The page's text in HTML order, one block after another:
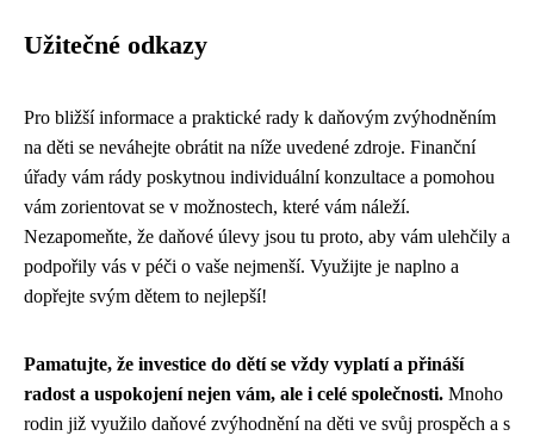
Užitečné odkazy
Pro bližší informace a praktické rady k daňovým zvýhodněním
na děti se neváhejte obrátit na níže uvedené zdroje. Finanční
úřady vám rády poskytnou individuální konzultace a pomohou
vám zorientovat se v možnostech, které vám náleží.
Nezapomeňte, že daňové úlevy jsou tu proto, aby vám ulehčily a
podpořily vás v péči o vaše nejmenší. Využijte je naplno a
dopřejte svým dětem to nejlepší!
Pamatujte, že investice do dětí se vždy vyplatí a přináší
radost a uspokojení nejen vám, ale i celé společnosti. Mnoho
rodin již využilo daňové zvýhodnění na děti ve svůj prospěch a s